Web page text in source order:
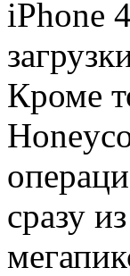
iPhone
Кроме
сразу